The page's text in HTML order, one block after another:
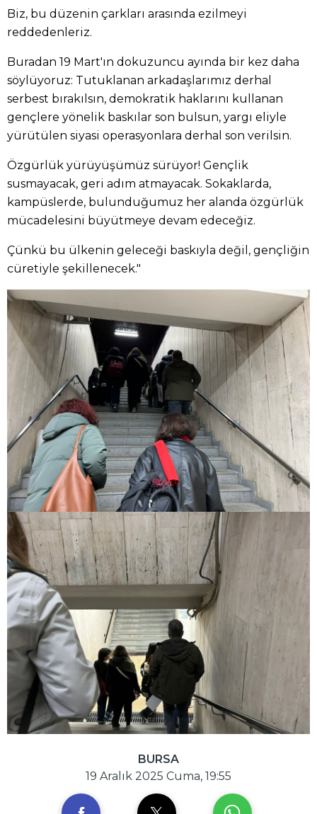
Biz, bu düzenin çarkları arasında ezilmeyi
reddedenleriz.
Buradan 19 Mart'ın dokuzuncu ayında bir kez daha
söylüyoruz: Tutuklanan arkadaşlarımız derhal
serbest bırakılsın, demokratik haklarını kullanan
gençlere yönelik baskılar son bulsun, yargı eliyle
yürütülen siyasi operasyonlara derhal son verilsin.
Özgürlük yürüyüşümüz sürüyor! Gençlik
susmayacak, geri adım atmayacak. Sokaklarda,
kampüslerde, bulunduğumuz her alanda özgürlük
mücadelesini büyütmeye devam edeceğiz.
Çünkü bu ülkenin geleceği baskıyla değil, gençliğin
cüretiyle şekillenecek."
BURSA
19 Aralık 2025 Cuma, 19:55